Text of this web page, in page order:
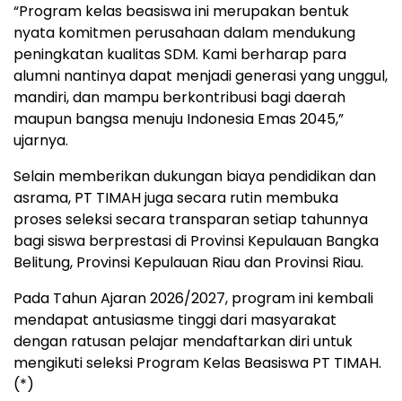
“Program kelas beasiswa ini merupakan bentuk
nyata komitmen perusahaan dalam mendukung
peningkatan kualitas SDM. Kami berharap para
alumni nantinya dapat menjadi generasi yang unggul,
mandiri, dan mampu berkontribusi bagi daerah
maupun bangsa menuju Indonesia Emas 2045,”
ujarnya.
Selain memberikan dukungan biaya pendidikan dan
asrama, PT TIMAH juga secara rutin membuka
proses seleksi secara transparan setiap tahunnya
bagi siswa berprestasi di Provinsi Kepulauan Bangka
Belitung, Provinsi Kepulauan Riau dan Provinsi Riau.
Pada Tahun Ajaran 2026/2027, program ini kembali
mendapat antusiasme tinggi dari masyarakat
dengan ratusan pelajar mendaftarkan diri untuk
mengikuti seleksi Program Kelas Beasiswa PT TIMAH.
(*)